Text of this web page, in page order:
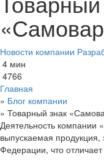
Новости компании
4 мин
4766
Главная
» Блог компании
» Товарный знак
Деятельность компании
выпускаемая
Федерации, что отличает